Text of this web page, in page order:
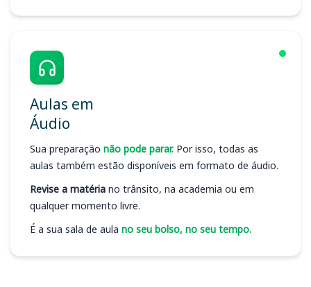
Aulas em
Áudio
Sua preparação não pode parar. Por isso, todas as
aulas também estão disponíveis em formato de áudio.
Revise a matéria no trânsito, na academia ou em
qualquer momento livre.
É a sua sala de aula no seu bolso, no seu tempo.